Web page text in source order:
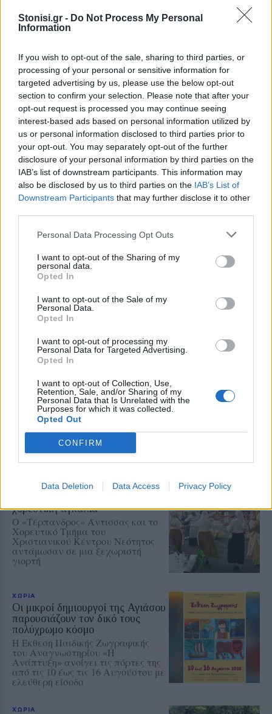
Stonisi.gr - Do Not Process My Personal
Information
If you wish to opt-out of the sale, sharing to third parties, or
processing of your personal or sensitive information for
targeted advertising by us, please use the below opt-out
section to confirm your selection. Please note that after your
opt-out request is processed you may continue seeing
interest-based ads based on personal information utilized by
us or personal information disclosed to third parties prior to
your opt-out. You may separately opt-out of the further
disclosure of your personal information by third parties on the
IAB’s list of downstream participants. This information may
also be disclosed by us to third parties on the IAB’s List of
Downstream Participants that may further disclose it to other
Personal Data Processing Opt Outs
I want to opt-out of the Sharing of my
personal data.
Opted In
I want to opt-out of the Sale of my
Personal Data.
Opted In
I want to opt-out of processing my
Personal Data for Targeted Advertising.
Opted In
I want to opt-out of Collection, Use,
Retention, Sale, and/or Sharing of my
Personal Data that Is Unrelated with the
Purposes for which it was collected.
Opted Out
CONFIRM
Data Deletion Data Access Privacy Policy
Η Περιφέρεια βάζει μπροστά την
ενίσχυση των νοσοκομείων σε
Νέα πρόσκληση χρηματοδότησης
για σύγχρονο ιατροτεχνολογικό
εξοπλισμό
«Λευτεριά στην Παλαιστίνη»
ακούστηκε δυνατά στη Μυτιλήνη
Συγκέντρωση στην Περιφέρεια
στα πλαίσια της Πανελλαδικής
ημέρας δράσης για την
Παλαιστίνη, πορεία στην
προκυμαία και δρώμενο στο
Άγαλμα της Ελευθερίας
Καταγγελία για άλογα ανάμεσα
σε σπασμένα μπουκάλια σε
πανηγύρια της Λέσβου
Η A Promise to Animals
υποστηρίζει ότι οι συγκεκριμένες
πρακτικές θέτουν σε κίνδυνο την
ευζωία των ζώων και την
ασφάλεια των παρευρισκομένων
ΜΥΤΙΛΗΝΗ
Ο ΔΕΔΔΗΕ τράβηξε την πρίζα
εξαφανίστηκε η ενημέρωση
Ξενοδοχεία, τουριστικά
καταλύματα και επιχειρήσεις
εστίασης έμειναν χωρίς ρεύμα
μέσα στον Αύγουστο – Ο Στρατής
Αλμπάνης καταγγέλλει
απαξιωτικές απαντήσεις και ένα
ατελείωτο παιχνίδι ευθυνών
χορευτική αγκαλιά
Ο «Τέρπανδρος» Άντισσας και το
Χορευτικό Τμήμα του
Χριστιανικού Κέντρου Νεότητος
αντάμωσαν σε μια ξεχωριστή
γιορτή
ΧΩΡΙΑ
Οι μικροί δημιουργοί της Αγιάσου
παρουσιάζουν τον δικό τους
πολύχρωμο κόσμο
Η Έκθεση Παιδικής Ζωγραφικής
του Αναγνωστηρίου «Η
Ανάπτυξη» ανοίγει τις πόρτες της
από τις 10 έως τις 16 Αυγούστου με
ελεύθερη είσοδο
ΧΩΡΙΑ